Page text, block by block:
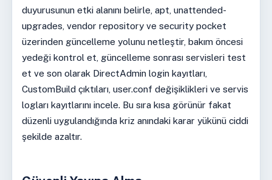
duyurusunun etki alanını belirle, apt, unattended-
upgrades, vendor repository ve security pocket
üzerinden güncelleme yolunu netleştir, bakım öncesi
yedeği kontrol et, güncelleme sonrası servisleri test
et ve son olarak DirectAdmin login kayıtları,
CustomBuild çıktıları, user.conf değişiklikleri ve servis
logları kayıtlarını incele. Bu sıra kısa görünür fakat
düzenli uygulandığında kriz anındaki karar yükünü ciddi
şekilde azaltır.